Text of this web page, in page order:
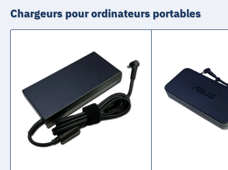
Chargeurs pour ordinateurs portables